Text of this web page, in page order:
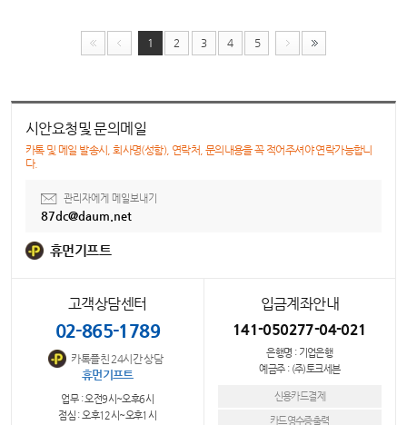
1 2 3 4 5
시안요청및 문의메일
카톡 및 메일 발송시, 회사명(성함), 연락처, 문의내용을 꼭 적어주셔야 연락가능합니
다.
관리자에게 메일보내기
87dc@daum.net
휴먼기프트
고객상담센터
02-865-1789
카톡플친 24시간 상담
휴먼기프트
업무 : 오전9시~오후6시
점심 : 오후12시~오후1시
입금계좌안내
141-050277-04-021
은행명 : 기업은행
예금주 : (주)토크세븐
신용카드결제
카드영수증출력